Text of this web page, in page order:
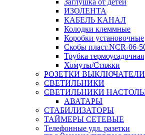
Заглушка от детей
ИЗОЛЕНТА
КАБЕЛЬ КАНАЛ
Колодки клеммные
Коробки установочные
Скобы пласт.NCR-06-
Трубка термоусадочная
Хомуты/Стяжки
РОЗЕТКИ ВЫКЛЮЧАТЕЛИ
СВЕТИЛЬНИКИ
СВЕТИЛЬНИКИ
АВАТАРЫ
СТАБИЛИЗАТОРЫ
ТАЙМЕРЫ СЕТЕВЫЕ
Телефонные удл. разетки